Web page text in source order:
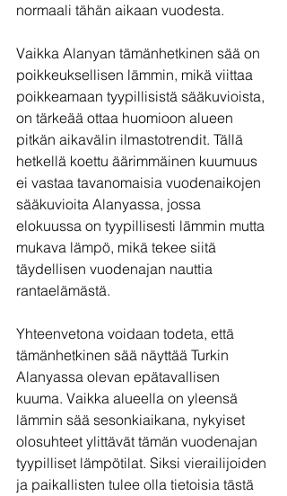
normaali tähän aikaan vuodesta.
Vaikka Alanyan tämänhetkinen sää on
poikkeuksellisen lämmin, mikä viittaa
poikkeamaan tyypillisistä sääkuvioista,
on tärkeää ottaa huomioon alueen
pitkän aikavälin ilmastotrendit. Tällä
hetkellä koettu äärimmäinen kuumuus
ei vastaa tavanomaisia vuodenaikojen
sääkuvioita Alanyassa, jossa
elokuussa on tyypillisesti lämmin mutta
mukava lämpö, mikä tekee siitä
täydellisen vuodenajan nauttia
rantaelämästä.
Yhteenvetona voidaan todeta, että
tämänhetkinen sää näyttää Turkin
Alanyassa olevan epätavallisen
kuuma. Vaikka alueella on yleensä
lämmin sää sesonkiaikana, nykyiset
olosuhteet ylittävät tämän vuodenajan
tyypilliset lämpötilat. Siksi vierailijoiden
ja paikallisten tulee olla tietoisia tästä